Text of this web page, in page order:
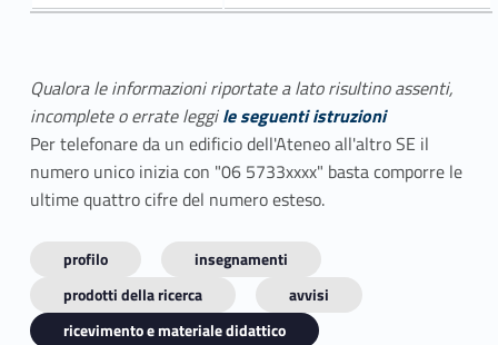
Qualora le informazioni riportate a lato risultino assenti,
incomplete o errate leggile seguenti istruzioni
Per telefonare da un edificio dell'Ateneo all'altro SE il
numero unico inizia con "06 5733xxxx" basta comporre le
ultime quattro cifre del numero esteso.
profilo
insegnamenti
prodotti della ricerca
avvisi
ricevimento e materiale didattico